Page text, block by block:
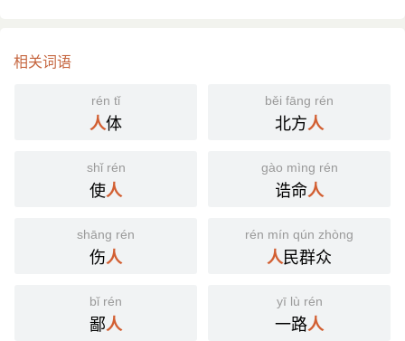
相关词语
rén tǐ
人体
běi fāng rén
北方人
shǐ rén
使人
gào mìng rén
诰命人
shāng rén
伤人
rén mín qún zhòng
人民群众
bǐ rén
鄙人
yī lù rén
一路人